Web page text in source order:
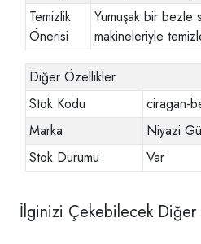
Temizlik
Önerisi
Yumuşak bir bezle
makineleriyle
Diğer Özellikler
Stok Kodu
ciragan-
Marka
Niyazi
Stok Durumu
Var
İlginizi Çekebilecek Diğer